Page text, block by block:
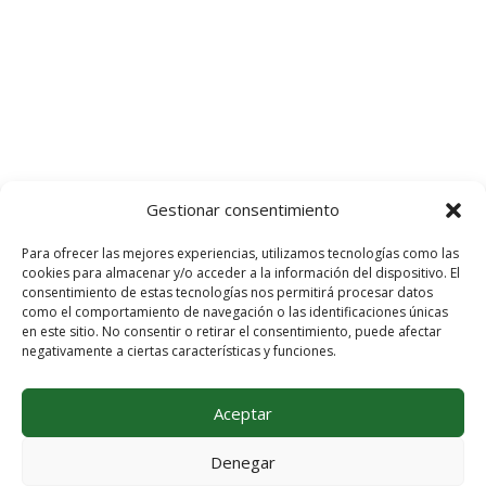
Gestionar consentimiento
Para ofrecer las mejores experiencias, utilizamos tecnologías como las
cookies para almacenar y/o acceder a la información del dispositivo. El
consentimiento de estas tecnologías nos permitirá procesar datos
como el comportamiento de navegación o las identificaciones únicas
en este sitio. No consentir o retirar el consentimiento, puede afectar
negativamente a ciertas características y funciones.
Aceptar
Denegar
IR A LA WEB